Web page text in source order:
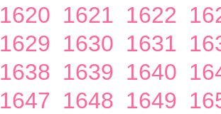
1620 1621 1622
1629 1630 1631
1638 1639 1640
1647 1648 1649